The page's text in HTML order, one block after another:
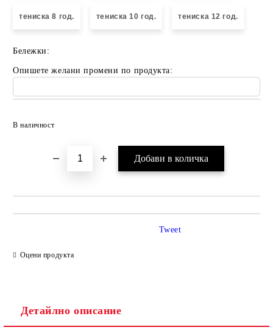
тениска 8 год. тениска 10 год. тениска 12 год.
Бележки:
Опишете желани промени по продукта:
В наличност
Оцени продукта
Tweet
Детайлно описание